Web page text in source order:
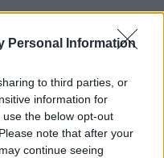
Personal Information
to third parties, or
information for
the below opt-out
note that after your
continue seeing